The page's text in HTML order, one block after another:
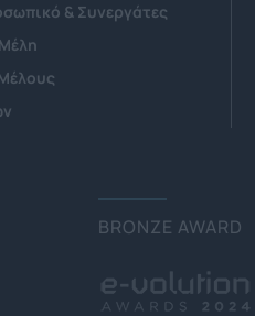
& Συνεργάτες
BRONZE AWARD